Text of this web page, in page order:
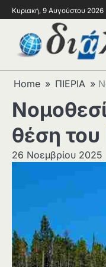
Κυριακή, 9 Αυγούστου 2026
Home ΠΙΕΡΙΑ
θέση
26 Νοεμβρίου 2025